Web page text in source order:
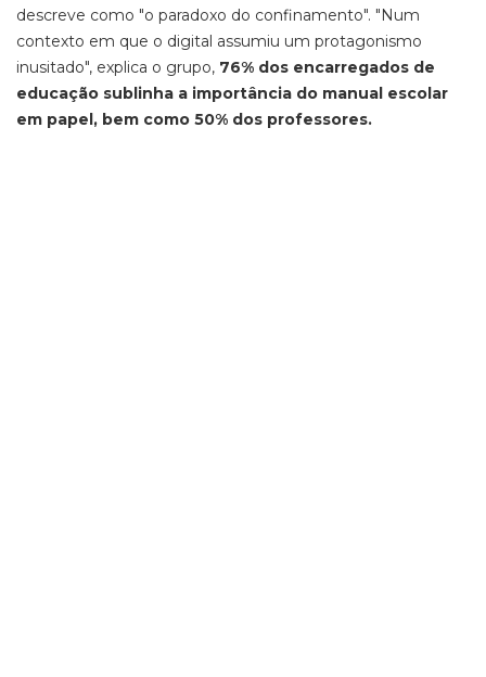
descreve como "o paradoxo do confinamento". "Num
contexto em que o digital assumiu um protagonismo
inusitado", explica o grupo, 76% dos encarregados de
educação sublinha a importância do manual escolar
em papel, bem como 50% dos professores.